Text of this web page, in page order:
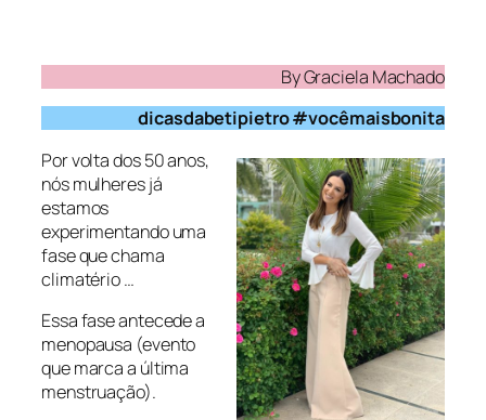
By Graciela Machado
dicasdabetipietro #vocêmaisbonita
Por volta dos 50 anos,
nós mulheres já
estamos
experimentando uma
fase que chama
climatério …
Essa fase antecede a
menopausa (evento
que marca a última
menstruação).